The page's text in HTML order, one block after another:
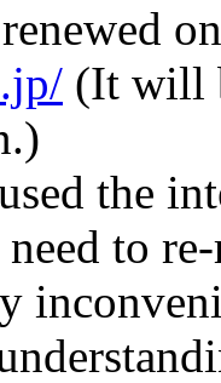
(It will
the
to